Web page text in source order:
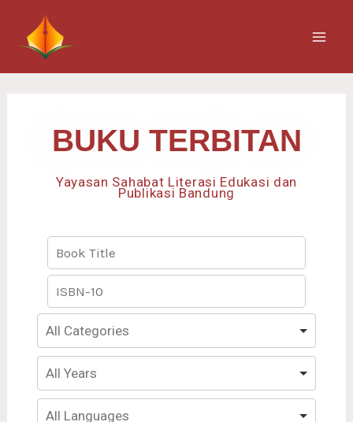
content
BUKU TERBITAN
Yayasan Sahabat Literasi Edukasi dan
Publikasi Bandung